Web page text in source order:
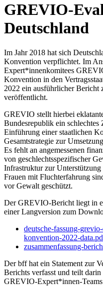
GREVIO-
Deutschland
Im Jahr 2018 hat sich
Konvention verpflichtet. Im
Expert*innenkomitees
Konvention in den
2022 ein ausführlicher Bericht
veröffentlicht.
GREVIO stellt hierbei
Bundesrepublik ein
Einführung einer staatlichen
Gesamtstrategie zur
Es fehlt an angemessenen
von geschlechtsspezifischer
Infrastruktur zur
Frauen mit Fluchterfahrung
vor Gewalt geschützt.
Der GREVIO-Bericht liegt in
einer Langversion zum
deutsche-fassung-
konvention-2022-
zusammenfassung-
Der bff hat ein Statement zur
Berichts verfasst und teilt
GREVIO-Expert*innen-